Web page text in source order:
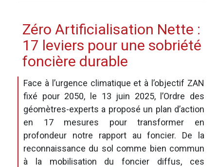
Zéro Artificialisation Nette :
17 leviers pour une sobriété
foncière durable
Face à l’urgence climatique et à l’objectif ZAN
fixé pour 2050, le 13 juin 2025, l’Ordre des
géomètres-experts a proposé un plan d’action
en 17 mesures pour transformer en
profondeur notre rapport au foncier. De la
reconnaissance du sol comme bien commun
à la mobilisation du foncier diffus, ces